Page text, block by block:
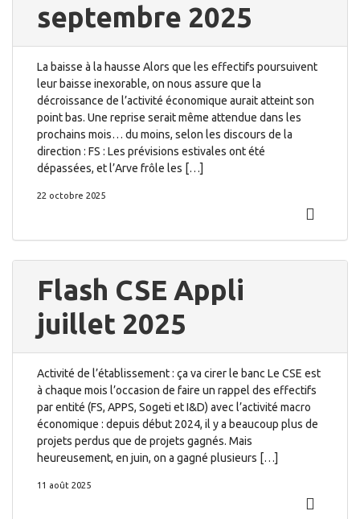
septembre 2025
La baisse à la hausse Alors que les effectifs poursuivent
leur baisse inexorable, on nous assure que la
décroissance de l’activité économique aurait atteint son
point bas. Une reprise serait même attendue dans les
prochains mois… du moins, selon les discours de la
direction : FS : Les prévisions estivales ont été
dépassées, et l’Arve frôle les […]
22 octobre 2025
Flash CSE Appli
juillet 2025
Activité de l’établissement : ça va cirer le banc Le CSE est
à chaque mois l’occasion de faire un rappel des effectifs
par entité (FS, APPS, Sogeti et I&D) avec l’activité macro
économique : depuis début 2024, il y a beaucoup plus de
projets perdus que de projets gagnés. Mais
heureusement, en juin, on a gagné plusieurs […]
11 août 2025